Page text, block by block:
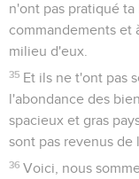
n'ont pas pratiqué
commandements et
milieu d'eux.
35 Et ils ne t'ont pas
l'abondance des
spacieux et gras
sont pas revenus de
36 Voici, nous